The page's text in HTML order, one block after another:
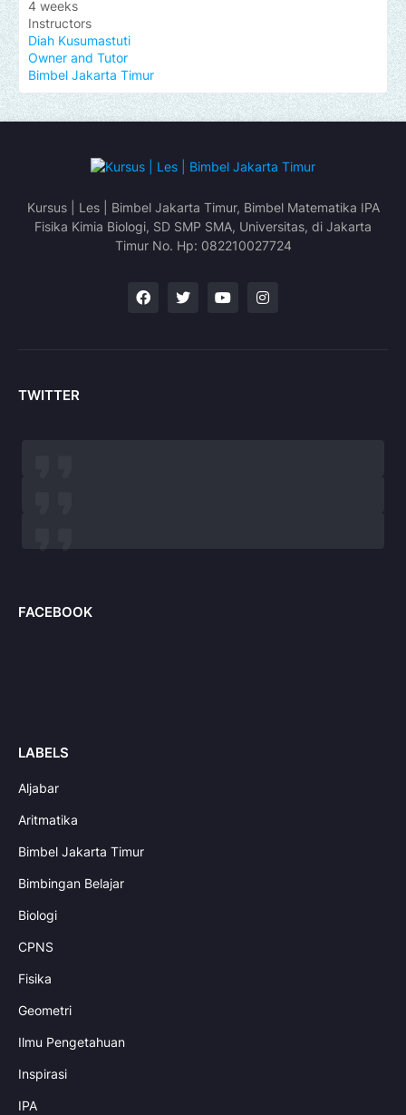
4 weeks
Instructors
Diah Kusumastuti
Owner and Tutor
Bimbel Jakarta Timur
Kursus | Les | Bimbel Jakarta Timur, Bimbel Matematika IPA
Fisika Kimia Biologi, SD SMP SMA, Universitas, di Jakarta
Timur No. Hp: 082210027724
TWITTER
FACEBOOK
LABELS
Aljabar
Aritmatika
Bimbel Jakarta Timur
Bimbingan Belajar
Biologi
CPNS
Fisika
Geometri
Ilmu Pengetahuan
Inspirasi
IPA